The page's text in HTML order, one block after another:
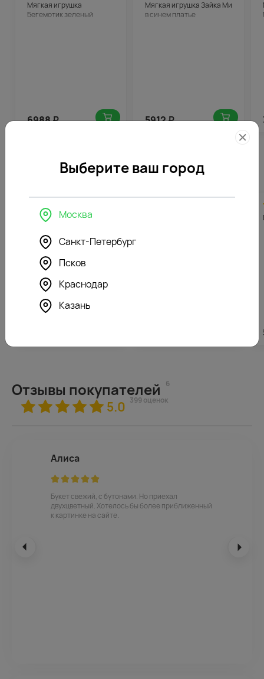
Мягкая игрушка
Бегемотик зеленый
6988₽
Мягкая игрушка Зайка Ми
в синем платье
5912₽
Похожие товары
Букет цветов
Отзывы покупателей 6
5.0 399 оценок
Алиса
Букет свежий, с бутонами. Но приехал
двухцветный. Хотелось бы более приближенный
к картинке на сайте.
Выберите ваш город
Москва
Санкт-Петербург
Псков
Краснодар
Казань